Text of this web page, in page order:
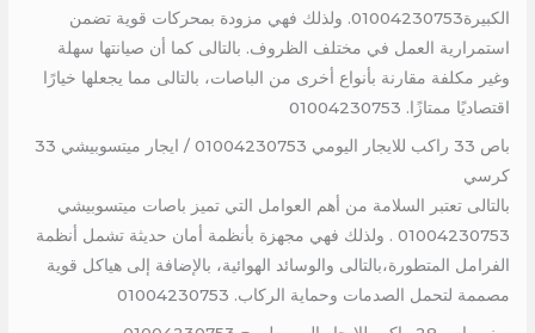
الكبيرة01004230753. ولذلك فهي مزودة بمحركات قوية تضمن
استمرارية العمل في مختلف الظروف. بالتالى كما أن صيانتها سهلة
وغير مكلفة مقارنة بأنواع أخرى من الباصات، بالتالى مما يجعلها خيارًا
اقتصاديًا ممتازًا. 01004230753
باص 33 راكب للايجار اليومي 01004230753 / ايجار ميتسوبيشي 33
كرسي
بالتالى تعتبر السلامة من أهم العوامل التي تميز باصات ميتسوبيشي
01004230753 . ولذلك فهي مجهزة بأنظمة أمان حديثة تشمل أنظمة
الفرامل المتطورة،بالتالى والوسائد الهوائية، بالإضافة إلى هياكل قوية
مصممة لتحمل الصدمات وحماية الركاب. 01004230753